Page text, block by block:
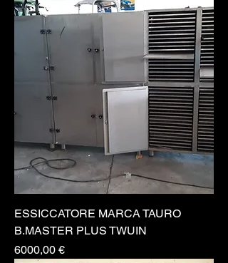
ESSICCATORE MARCA TAURO
B.MASTER PLUS TWUIN
Prezzo
6000,00 €